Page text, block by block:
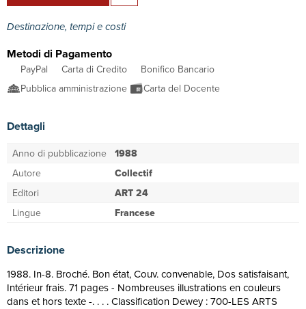
Destinazione, tempi e costi
Metodi di Pagamento
PayPal Carta di Credito
Bonifico Bancario
Pubblica amministrazione
Carta del Docente
Dettagli
Anno di pubblicazione 1988
Autore
Collectif
Editori
ART 24
Lingue
Francese
Descrizione
1988. In-8. Broché. Bon état, Couv. convenable, Dos satisfaisant,
Intérieur frais. 71 pages - Nombreuses illustrations en couleurs
dans et hors texte -. . . . Classification Dewey : 700-LES ARTS